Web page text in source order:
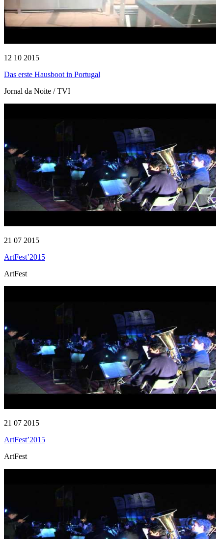
12 10 2015
Das erste Hausboot in Portugal
Jornal da Noite / TVI
21 07 2015
ArtFest’2015
ArtFest
21 07 2015
ArtFest’2015
ArtFest